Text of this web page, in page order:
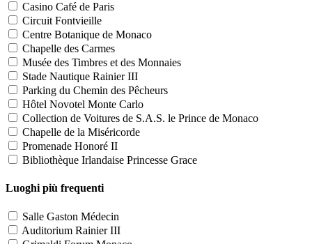
Casino Café de Paris
Circuit Fontvieille
Centre Botanique de Monaco
Chapelle des Carmes
Musée des Timbres et des Monnaies
Stade Nautique Rainier III
Parking du Chemin des Pêcheurs
Hôtel Novotel Monte Carlo
Collection de Voitures de S.A.S. le Prince de Monaco
Chapelle de la Miséricorde
Promenade Honoré II
Bibliothèque Irlandaise Princesse Grace
Luoghi più frequenti
Salle Gaston Médecin
Auditorium Rainier III